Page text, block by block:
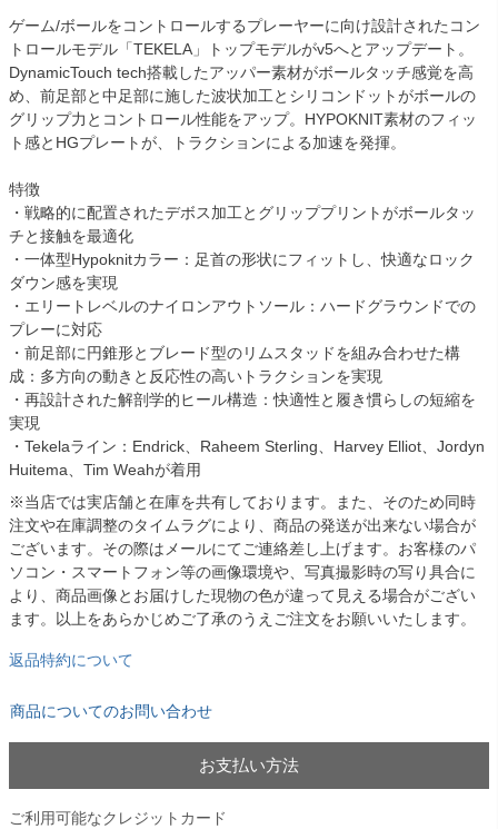
ゲーム/ボールをコントロールするプレーヤーに向け設計されたコン
トロールモデル「TEKELA」トップモデルがv5へとアップデート。
DynamicTouch tech搭載したアッパー素材がボールタッチ感覚を高
め、前足部と中足部に施した波状加工とシリコンドットがボールの
グリップ力とコントロール性能をアップ。HYPOKNIT素材のフィッ
ト感とHGプレートが、トラクションによる加速を発揮。
特徴
・戦略的に配置されたデボス加工とグリッププリントがボールタッ
チと接触を最適化
・一体型Hypoknitカラー：足首の形状にフィットし、快適なロック
ダウン感を実現
・エリートレベルのナイロンアウトソール：ハードグラウンドでの
プレーに対応
・前足部に円錐形とブレード型のリムスタッドを組み合わせた構
成：多方向の動きと反応性の高いトラクションを実現
・再設計された解剖学的ヒール構造：快適性と履き慣らしの短縮を
実現
・Tekelaライン：Endrick、Raheem Sterling、Harvey Elliot、Jordyn
Huitema、Tim Weahが着用
※当店では実店舗と在庫を共有しております。また、そのため同時
注文や在庫調整のタイムラグにより、商品の発送が出来ない場合が
ございます。その際はメールにてご連絡差し上げます。お客様のパ
ソコン・スマートフォン等の画像環境や、写真撮影時の写り具合に
より、商品画像とお届けした現物の色が違って見える場合がござい
ます。以上をあらかじめご了承のうえご注文をお願いいたします。
返品特約について
商品についてのお問い合わせ
お支払い方法
ご利用可能なクレジットカード